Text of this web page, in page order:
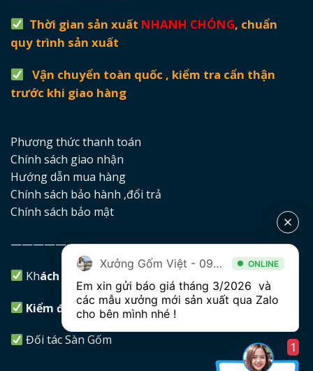
Thời gian sản xuất NHANH CHÓNG, chuẩn
quy trình sản xuất
Vận chuyển toàn quốc , kiểm tra cẩn thận
trước khi giao hàng
Phương thức thanh toán
Chính sách giao nhận
Hướng dẫn mua hàng
Chính sách bảo hành ,đổi trả
Chính sách bảo mật
——————————-
Khách hàng lưu ý
Kiểm định an toàn thực phẩm
Đối tácSàn Gốm
Xưởng Gốm Việt - 094.1900.823 ONLINE
Em xin gửi báo giá tháng 3/2026  và
các mẫu xưởng mới sản xuất qua Zalo
cho bên mình nhé !
1